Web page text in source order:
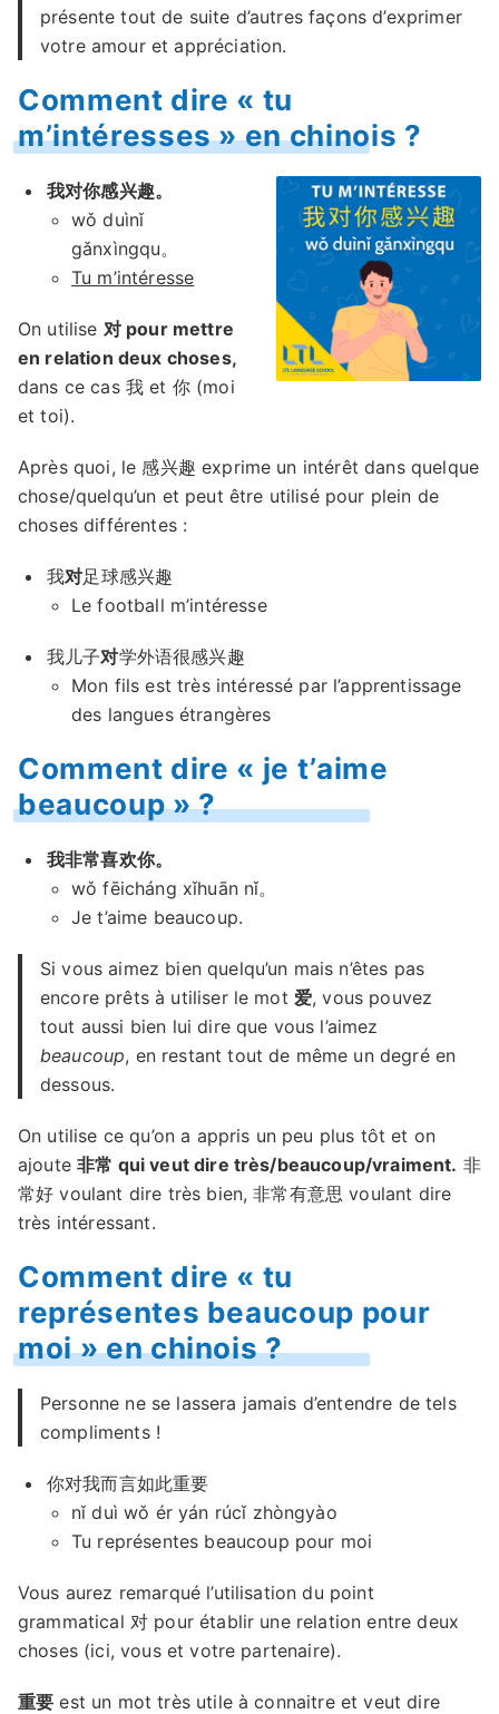
présente tout de suite d’autres façons d’exprimer
votre amour et appréciation.
Comment dire « tu
m’intéresses » en chinois ?
我对你感兴趣。
wǒ duìnǐ
gǎnxìngqu。
Tu m’intéresse
On utilise 对 pour mettre
en relation deux choses,
dans ce cas 我 et 你 (moi
et toi).
Après quoi, le 感兴趣 exprime un intérêt dans quelque
chose/quelqu’un et peut être utilisé pour plein de
choses différentes :
我对足球感兴趣
Le football m’intéresse
我儿子对学外语很感兴趣
Mon fils est très intéressé par l’apprentissage
des langues étrangères
Comment dire « je t’aime
beaucoup » ?
我非常喜欢你。
wǒ fēicháng xǐhuān nǐ。
Je t’aime beaucoup.
Si vous aimez bien quelqu’un mais n’êtes pas
encore prêts à utiliser le mot 爱, vous pouvez
tout aussi bien lui dire que vous l’aimez
beaucoup, en restant tout de même un degré en
dessous.
On utilise ce qu’on a appris un peu plus tôt et on
ajoute非常 qui veut dire très/beaucoup/vraiment. 非
常好 voulant dire très bien, 非常有意思 voulant dire
très intéressant.
Comment dire « tu
représentes beaucoup pour
moi » en chinois ?
Personne ne se lassera jamais d’entendre de tels
compliments !
你对我而言如此重要
nǐ duì wǒ ér yán rúcǐ zhòngyào
Tu représentes beaucoup pour moi
Vous aurez remarqué l’utilisation du point
grammatical 对 pour établir une relation entre deux
choses (ici, vous et votre partenaire).
重要 est un mot très utile à connaitre et veut dire